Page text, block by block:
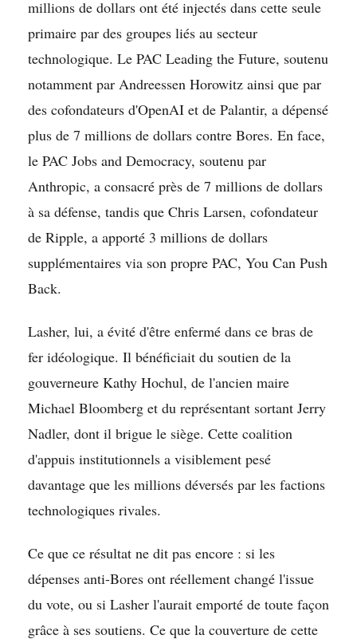
millions de dollars ont été injectés dans cette seule
primaire par des groupes liés au secteur
technologique. Le PAC Leading the Future, soutenu
notamment par Andreessen Horowitz ainsi que par
des cofondateurs d'OpenAI et de Palantir, a dépensé
plus de 7 millions de dollars contre Bores. En face,
le PAC Jobs and Democracy, soutenu par
Anthropic, a consacré près de 7 millions de dollars
à sa défense, tandis que Chris Larsen, cofondateur
de Ripple, a apporté 3 millions de dollars
supplémentaires via son propre PAC, You Can Push
Back.
Lasher, lui, a évité d'être enfermé dans ce bras de
fer idéologique. Il bénéficiait du soutien de la
gouverneure Kathy Hochul, de l'ancien maire
Michael Bloomberg et du représentant sortant Jerry
Nadler, dont il brigue le siège. Cette coalition
d'appuis institutionnels a visiblement pesé
davantage que les millions déversés par les factions
technologiques rivales.
Ce que ce résultat ne dit pas encore : si les
dépenses anti-Bores ont réellement changé l'issue
du vote, ou si Lasher l'aurait emporté de toute façon
grâce à ses soutiens. Ce que la couverture de cette